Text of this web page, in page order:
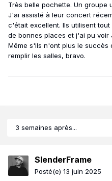
Très belle pochette. Un groupe
J'ai assisté à leur concert
c'était excellent. Ils utilisent
de bonnes places et j'ai pu voir
Même s'ils n'ont plus le succès
remplir les salles, bravo.
3 semaines après...
SlenderFrame
Posté(e) 13 juin 2025